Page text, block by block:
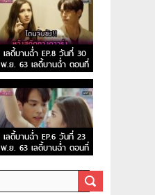
เลดี้บานฉ่ำ EP.8 วันที่ 30
พ.ย. 63 เลดี้บานฉ่ำ ตอนที่
8
เลดี้บานฉ่ำ EP.6 วันที่ 23
พ.ย. 63 เลดี้บานฉ่ำ ตอนที่
6